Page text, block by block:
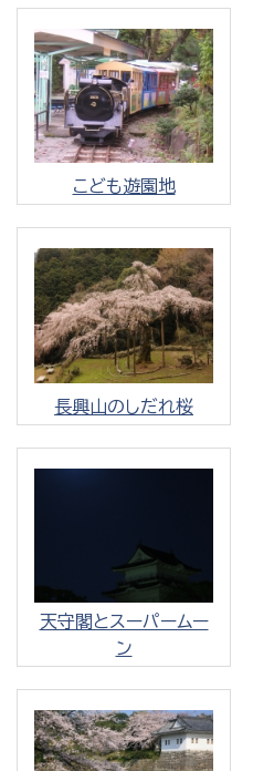
こども遊園地
長興山のしだれ桜
天守閣とスーパームー
ン